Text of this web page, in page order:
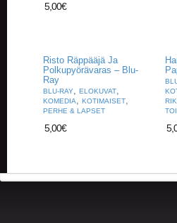
5,00€
Risto Räppääjä Ja
Polkupyörävaras – Blu-
Ray
BLU-RAY, ELOKUVAT,
KOMEDIA, KOTIMAISET,
PERHE & LAPSET
5,00€